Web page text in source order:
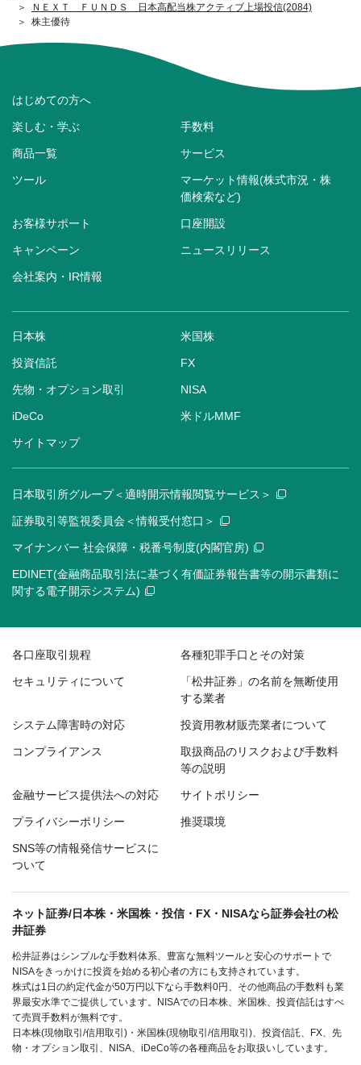
ＮＥＸＴ ＦＵＮＤＳ 日本高配当株アクティブ上場投信(2084)
株主優待
はじめての方へ
楽しむ・学ぶ 手数料
商品一覧 サービス
ツール
マーケット情報(株式市況・株
価検索など)
お客様サポート 口座開設
キャンペーン ニュースリリース
会社案内・IR情報
日本株 米国株
投資信託 FX
先物・オプション取引 NISA
iDeCo 米ドルMMF
サイトマップ
日本取引所グループ＜適時開示情報閲覧サービス＞
証券取引等監視委員会＜情報受付窓口＞
マイナンバー 社会保障・税番号制度(内閣官房)
EDINET(金融商品取引法に基づく有価証券報告書等の開示書類に
関する電子開示システム)
各口座取引規程 各種犯罪手口とその対策
セキュリティについて
「松井証券」の名前を無断使用
する業者
システム障害時の対応 投資用教材販売業者について
コンプライアンス
取扱商品のリスクおよび手数料
等の説明
金融サービス提供法への対応 サイトポリシー
プライバシーポリシー 推奨環境
SNS等の情報発信サービスに
ついて
ネット証券/日本株・米国株・投信・FX・NISAなら証券会社の松
井証券
松井証券はシンプルな手数料体系、豊富な無料ツールと安心のサポートで
NISAをきっかけに投資を始める初心者の方にも支持されています。
株式は1日の約定代金が50万円以下なら手数料0円、その他商品の手数料も業
界最安水準でご提供しています。NISAでの日本株、米国株、投資信託はすべ
て売買手数料が無料です。
日本株(現物取引/信用取引)・米国株(現物取引/信用取引)、投資信託、FX、先
物・オプション取引、NISA、iDeCo等の各種商品をお取扱いしています。